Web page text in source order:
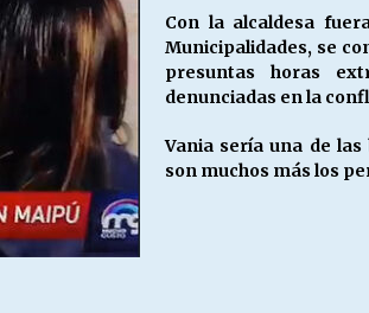
28/05/2026
¿Asesores con
Con la alcaldesa
Municipalidades, se
presuntas horas
denunciadas en la
Vania sería una de
son muchos más los